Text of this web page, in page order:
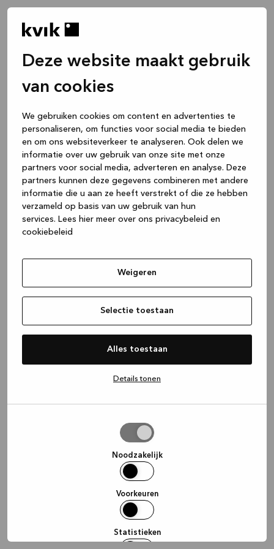
Deze website maakt gebruik
van cookies
We gebruiken cookies om content en advertenties te
personaliseren, om functies voor social media te bieden
en om ons websiteverkeer te analyseren. Ook delen we
informatie over uw gebruik van onze site met onze
partners voor social media, adverteren en analyse. Deze
partners kunnen deze gegevens combineren met andere
informatie die u aan ze heeft verstrekt of die ze hebben
verzameld op basis van uw gebruik van hun
services. Lees hier meer over ons privacybeleid en
cookiebeleid
Weigeren
Selectie toestaan
Alles toestaan
Details tonen
Noodzakelijk
Voorkeuren
Statistieken
(see the browser console for more
information).